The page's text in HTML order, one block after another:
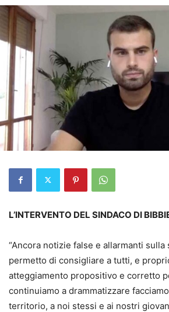
L’INTERVENTO DEL SINDACO DI
“Ancora notizie false e allarmanti
permetto di consigliare a tutti, e
atteggiamento propositivo e corretto
continuiamo a drammatizzare
territorio, a noi stessi e ai nostri